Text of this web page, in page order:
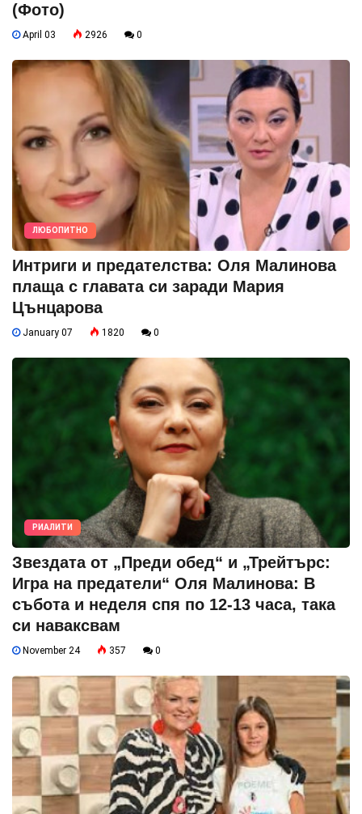
(Фото)
April 03 2926 0
ЛЮБОПИТНО
Интриги и предателства: Оля Малинова
плаща с главата си заради Мария
Цънцарова
January 07 1820 0
РИАЛИТИ
Звездата от „Преди обед“ и „Трейтърс:
Игра на предатели“ Оля Малинова: В
събота и неделя спя по 12-13 часа, така
си наваксвам
November 24 357 0